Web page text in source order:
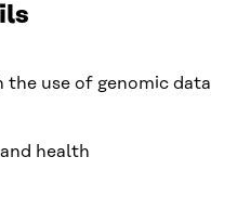
use of genomic data
health